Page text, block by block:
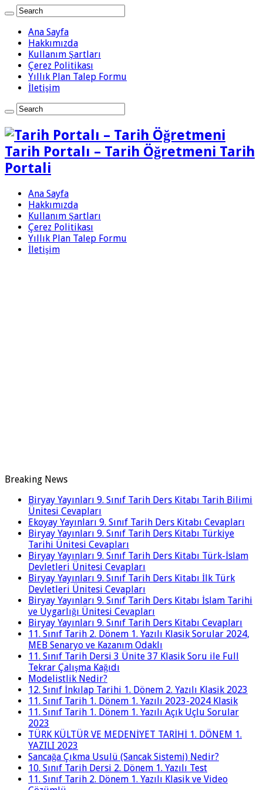
Ana Sayfa
Hakkımızda
Kullanım Şartları
Çerez Politikası
Yıllık Plan Talep Formu
İletişim
Tarih Portalı – Tarih Öğretmeni Tarih
Portali
Ana Sayfa
Hakkımızda
Kullanım Şartları
Çerez Politikası
Yıllık Plan Talep Formu
İletişim
Breaking News
Biryay Yayınları 9. Sınıf Tarih Ders Kitabı Tarih Bilimi
Ünitesi Cevapları
Ekoyay Yayınları 9. Sınıf Tarih Ders Kitabı Cevapları
Biryay Yayınları 9. Sınıf Tarih Ders Kitabı Türkiye
Tarihi Ünitesi Cevapları
Biryay Yayınları 9. Sınıf Tarih Ders Kitabı Türk-İslam
Devletleri Ünitesi Cevapları
Biryay Yayınları 9. Sınıf Tarih Ders Kitabı İlk Türk
Devletleri Ünitesi Cevapları
Biryay Yayınları 9. Sınıf Tarih Ders Kitabı İslam Tarihi
ve Uygarlığı Ünitesi Cevapları
Biryay Yayınları 9. Sınıf Tarih Ders Kitabı Cevapları
11. Sınıf Tarih 2. Dönem 1. Yazılı Klasik Sorular 2024,
MEB Senaryo ve Kazanım Odaklı
11. Sınıf Tarih Dersi 3 Ünite 37 Klasik Soru ile Full
Tekrar Çalışma Kağıdı
Modelistlik Nedir?
12. Sınıf İnkılap Tarihi 1. Dönem 2. Yazılı Klasik 2023
11. Sınıf Tarih 1. Dönem 1. Yazılı 2023-2024 Klasik
11. Sınıf Tarih 1. Dönem 1. Yazılı Açık Uçlu Sorular
2023
TÜRK KÜLTÜR VE MEDENİYET TARİHİ 1. DÖNEM 1.
YAZILI 2023
Sancağa Çıkma Usulü (Sancak Sistemi) Nedir?
10. Sınıf Tarih Dersi 2. Dönem 1. Yazılı Test
11. Sınıf Tarih 2. Dönem 1. Yazılı Klasik ve Video